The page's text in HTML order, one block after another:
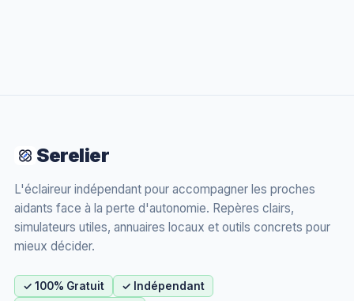
Serelier
L'éclaireur indépendant pour accompagner les proches
aidants face à la perte d'autonomie. Repères clairs,
simulateurs utiles, annuaires locaux et outils concrets pour
mieux décider.
✓ 100% Gratuit
✓ Indépendant